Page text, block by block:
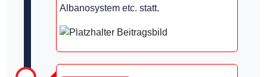
Albanosystem etc. statt.